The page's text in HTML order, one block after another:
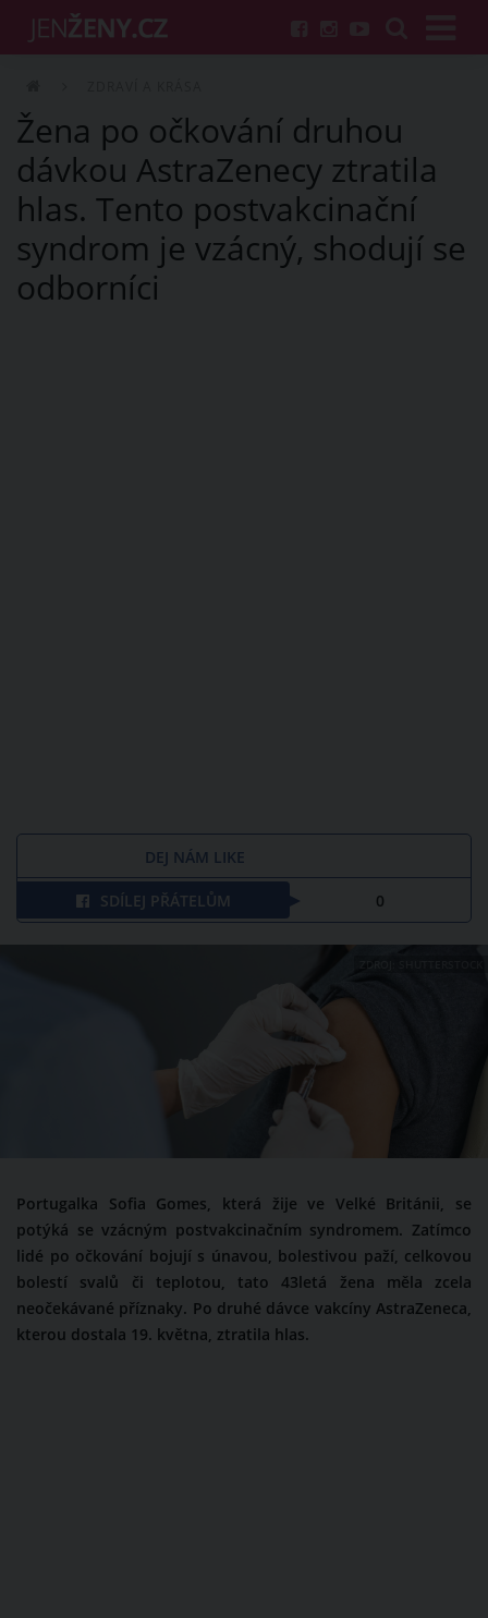
Žena po očkování druhou
dávkou AstraZenecy ztratila
hlas. Tento postvakcinační
syndrom je vzácný, shodují se
odborníci
DEJ NÁM LIKE
SDÍLEJ PŘÁTELŮM 0
Portugalka Sofia Gomes, která žije ve Velké Británii, se
potýká se vzácným postvakcinačním syndromem. Zatímco
lidé po očkování bojují s únavou, bolestivou paží, celkovou
bolestí svalů či teplotou, tato 43letá žena měla zcela
neočekávané příznaky. Po druhé dávce vakcíny AstraZeneca,
kterou dostala 19. května, ztratila hlas.